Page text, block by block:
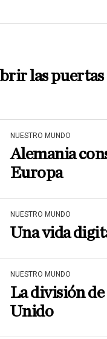
las
NUESTRO MUNDO
Alemania
Europa
NUESTRO MUNDO
Una vida
NUESTRO MUNDO
La división de
Unido